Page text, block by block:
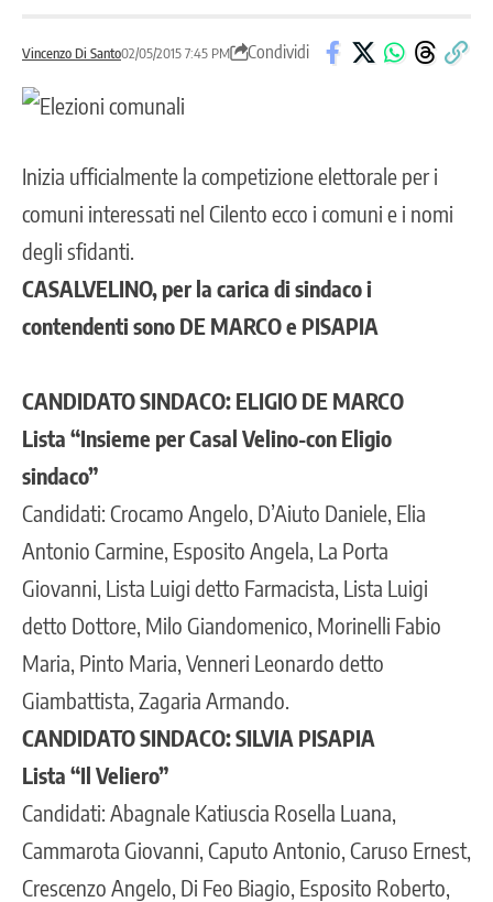
Vincenzo Di Santo02/05/2015 7:45 PM Condividi
Inizia ufficialmente la competizione elettorale per i
comuni interessati nel Cilento ecco i comuni e i nomi
degli sfidanti.
CASALVELINO, per la carica di sindaco i
contendenti sono DE MARCO e PISAPIA
CANDIDATO SINDACO: ELIGIO DE MARCO
Lista “Insieme per Casal Velino-con Eligio
sindaco”
Candidati: Crocamo Angelo, D’Aiuto Daniele, Elia
Antonio Carmine, Esposito Angela, La Porta
Giovanni, Lista Luigi detto Farmacista, Lista Luigi
detto Dottore, Milo Giandomenico, Morinelli Fabio
Maria, Pinto Maria, Venneri Leonardo detto
Giambattista, Zagaria Armando.
CANDIDATO SINDACO: SILVIA PISAPIA
Lista “Il Veliero”
Candidati: Abagnale Katiuscia Rosella Luana,
Cammarota Giovanni, Caputo Antonio, Caruso Ernest,
Crescenzo Angelo, Di Feo Biagio, Esposito Roberto,